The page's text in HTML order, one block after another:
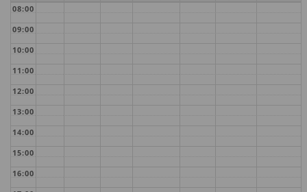
08:00
09:00
10:00
11:00
12:00
13:00
14:00
15:00
16:00